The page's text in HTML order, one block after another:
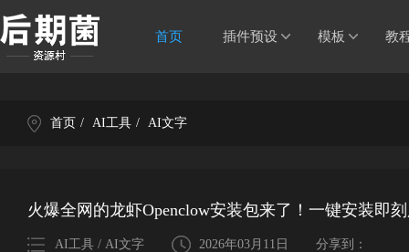
首页 插件预设 模板 教
首页 / AI工具 / AI文字
火爆全网的龙虾Openclow安装包来了！一键安装即
AI工具 / AI文字 2026年03月11日 分享到：